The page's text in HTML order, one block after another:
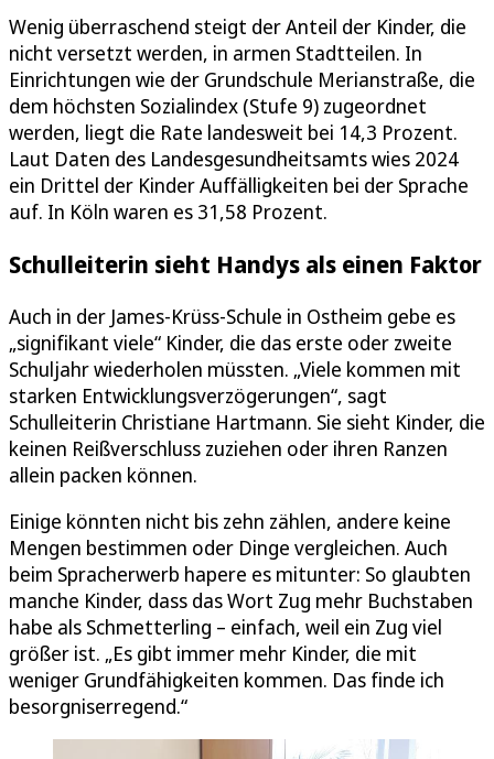
Wenig überraschend steigt der Anteil der Kinder, die
nicht versetzt werden, in armen Stadtteilen. In
Einrichtungen wie der Grundschule Merianstraße, die
dem höchsten Sozialindex (Stufe 9) zugeordnet
werden, liegt die Rate landesweit bei 14,3 Prozent.
Laut Daten des Landesgesundheitsamts wies 2024
ein Drittel der Kinder Auffälligkeiten bei der Sprache
auf. In Köln waren es 31,58 Prozent.
Schulleiterin sieht Handys als einen Faktor
Auch in der James-Krüss-Schule in Ostheim gebe es
„signifikant viele“ Kinder, die das erste oder zweite
Schuljahr wiederholen müssten. „Viele kommen mit
starken Entwicklungsverzögerungen“, sagt
Schulleiterin Christiane Hartmann. Sie sieht Kinder, die
keinen Reißverschluss zuziehen oder ihren Ranzen
allein packen können.
Einige könnten nicht bis zehn zählen, andere keine
Mengen bestimmen oder Dinge vergleichen. Auch
beim Spracherwerb hapere es mitunter: So glaubten
manche Kinder, dass das Wort Zug mehr Buchstaben
habe als Schmetterling – einfach, weil ein Zug viel
größer ist. „Es gibt immer mehr Kinder, die mit
weniger Grundfähigkeiten kommen. Das finde ich
besorgniserregend.“